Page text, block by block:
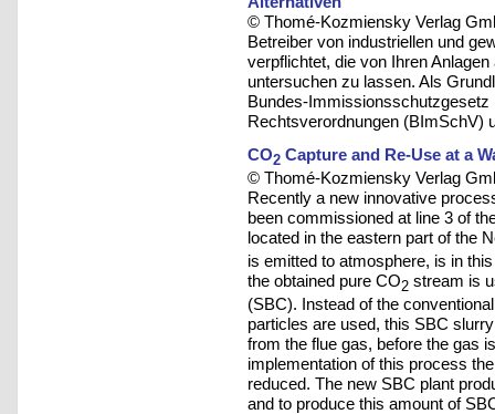
© Thomé-Kozmiensky Verlag
Betreiber von industriellen und
verpflichtet, die von Ihren
untersuchen zu lassen. Als
Bundes-
Rechtsverordnungen (BImSchV)
CO2 Capture and Re-Use at a
© Thomé-Kozmiensky Verlag
Recently a new innovative
been commissioned at line 3 of
located in the eastern part of the
is emitted to atmosphere, is in
the obtained pure CO2 stream is
(SBC). Instead of the
particles are used, this SBC
from the flue gas, before the gas
implementation of this process
reduced. The new SBC plant
and to produce this amount of